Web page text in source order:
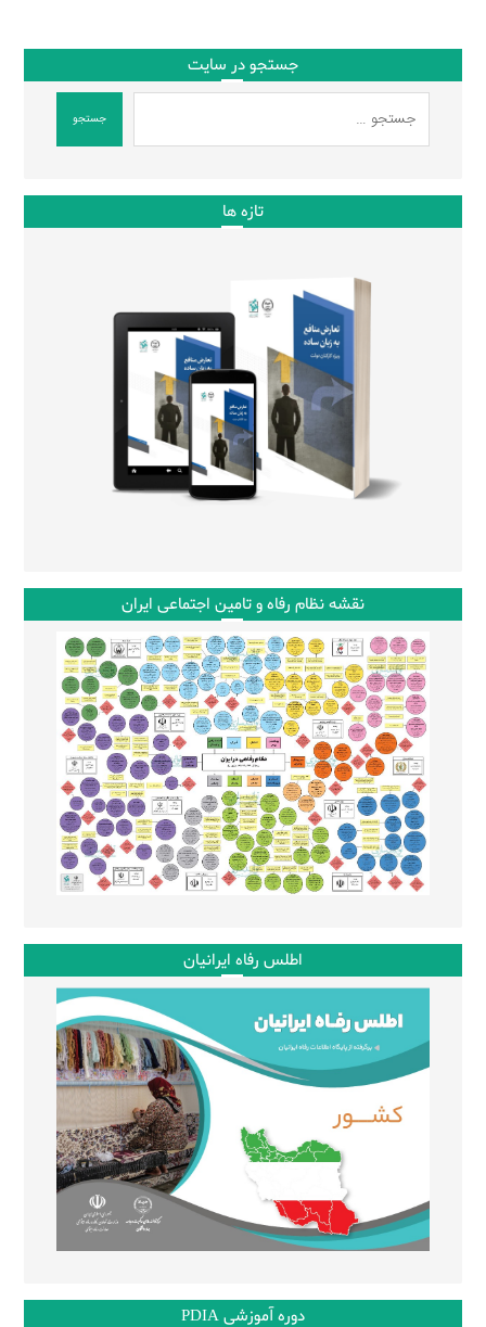
جستجو در سایت
جستجو
تازه ها
نقشه نظام رفاه و تامین اجتماعی ایران
اطلس رفاه ایرانیان
دوره آموزشی PDIA